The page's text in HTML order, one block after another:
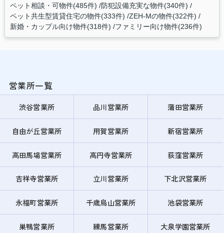
ペット相談・可物件(485件) 防犯設備充実な物件(340件)
ペット共生型賃貸住宅の物件(333件) ZEH-Mの物件(322件)
新婚・カップル向け物件(318件) ファミリー向け物件(236件)
営業所一覧
渋谷営業所 品川営業所 蒲田営業所
自由が丘営業所 用賀営業所 新宿営業所
高田馬場営業所 高円寺営業所 荻窪営業所
吉祥寺営業所 立川営業所 下北沢営業所
永福町営業所 千歳烏山営業所 池袋営業所
巣鴨営業所 練馬営業所 大泉学園営業所